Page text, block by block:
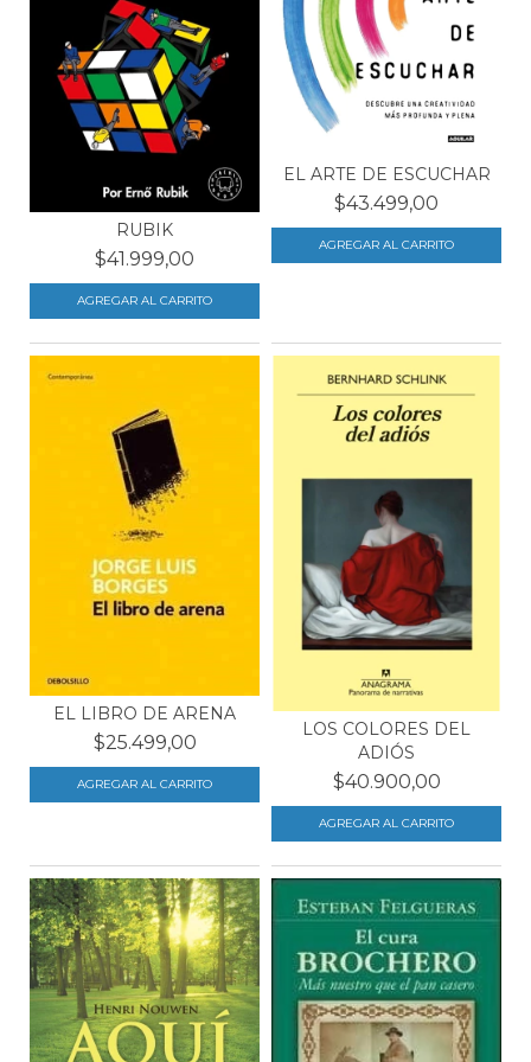
RUBIK
$41.999,00
EL ARTE DE ESCUCHAR
$43.499,00
EL LIBRO DE ARENA
$25.499,00
LOS COLORES DEL
ADIÓS
$40.900,00